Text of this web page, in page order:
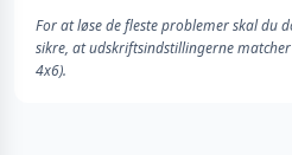
For at løse de fleste problemer skal du
sikre, at udskriftsindstillingerne
4x6).